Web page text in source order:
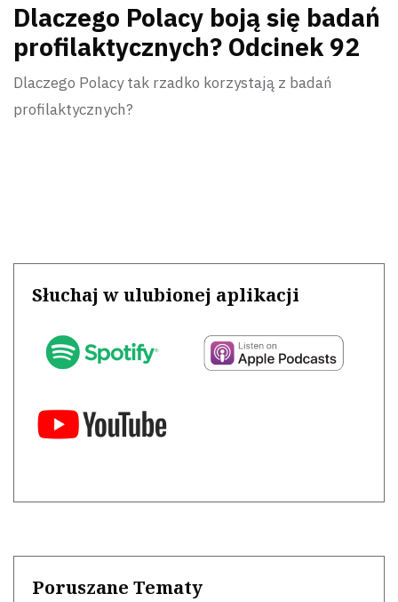
Dlaczego Polacy boją się badań
profilaktycznych? Odcinek 92
Dlaczego Polacy tak rzadko korzystają z badań
profilaktycznych?
Słuchaj w ulubionej aplikacji
Poruszane Tematy